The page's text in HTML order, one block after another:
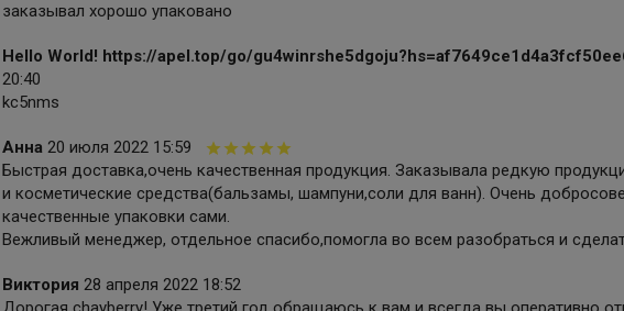
заказывал хорошо упаковано
Hello World! https://apel.top/go/
20:40
kc5nms
Анна 20 июля 2022 15:59
Быстрая доставка,очень качественная продукция. Заказывала редкую
и косметические средства(бальзамы, шампуни,соли для ванн). Очень
качественные упаковки сами.
Вежливый менеджер, отдельное спасибо,помогла во всем разобраться и
Виктория 28 апреля 2022 18:52